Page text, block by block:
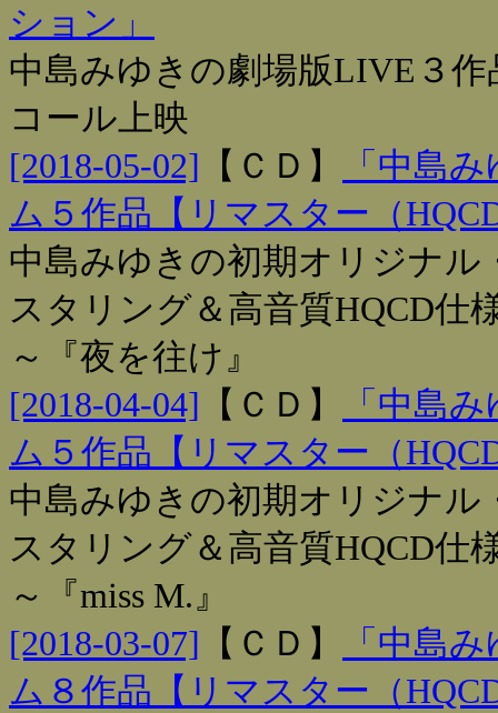
ション」
中島みゆきの劇場版LIVE３
コール上映
[2018-05-02] 【 ＣＤ 】
「中島
ム５作品【リマスター（
中島みゆきの初期オリジナル
スタリング＆高音質HQCD仕
～『夜を往け』
[2018-04-04] 【 ＣＤ 】
「中島
ム５作品【リマスター（
中島みゆきの初期オリジナル
スタリング＆高音質HQCD仕
～『miss M.』
[2018-03-07] 【 ＣＤ 】
「中島
ム８作品【リマスター（